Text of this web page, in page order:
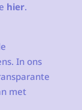
hier.
In ons
met